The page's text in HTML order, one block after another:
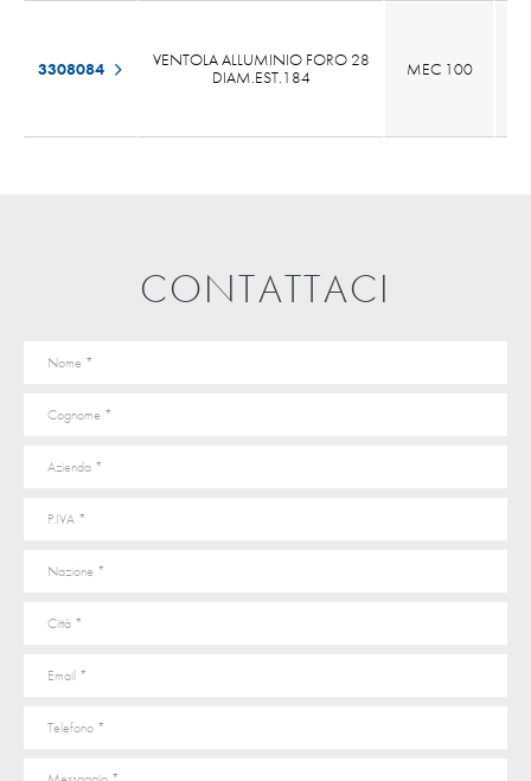
3308084
VENTOLA ALLUMINIO FORO 28
DIAM.EST.184
MEC 100
CONTATTACI